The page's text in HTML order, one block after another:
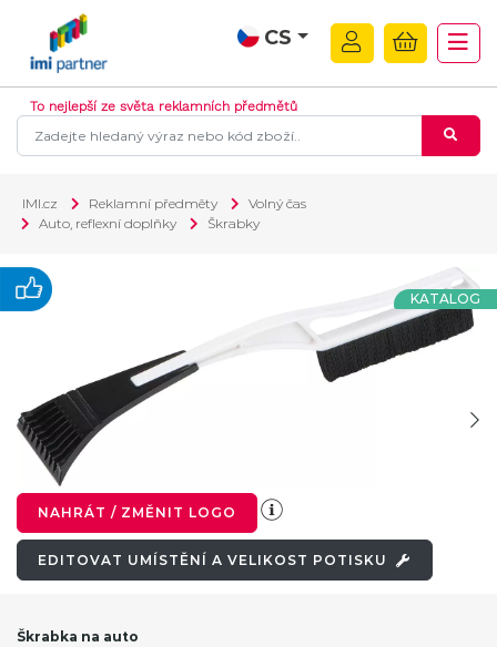
CS
To nejlepší ze světa reklamních předmětů
IMI.cz Reklamní předměty
Volný čas
Auto, reflexní doplňky
Škrabky
KATALOG
NAHRÁT / ZMĚNIT LOGO
EDITOVAT UMÍSTĚNÍ A VELIKOST POTISKU
Škrabka na auto